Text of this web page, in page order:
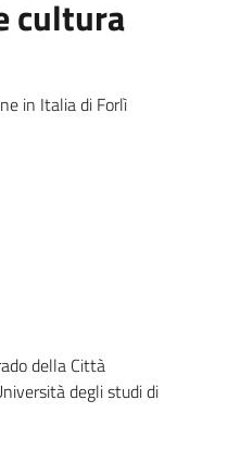
cultura
in Italia di Forlì
della Città
degli studi di